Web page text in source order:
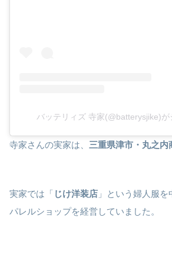
バッテリィズ 寺家(@batterysjike)が
寺家さんの実家は、 三重県津市・丸之内
実家では「 じけ洋装店 」という婦人服
パレルショップを経営していました。